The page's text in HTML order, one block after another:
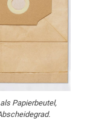
Papierbeutel,